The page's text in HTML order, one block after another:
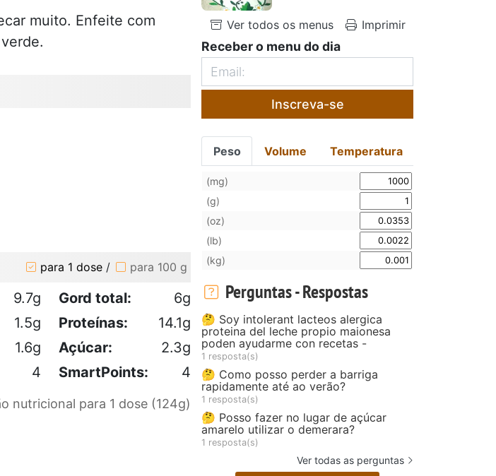
muito. Enfeite com
para 1 dose / para 100 g
9.7g Gord total:
6g
1.5g Proteínas:
14.1g
1.6g Açúcar:
2.3g
4 SmartPoints: 4
nutricional para 1 dose (124g)
Ver todos os menus Imprimir
Receber o menu do dia
Inscreva-se
Peso Volume Temperatura
(mg)
(g)
(oz)
(lb)
(kg)
Perguntas - Respostas
🤔 Soy intolerant lacteos alergica
proteina del leche propio maionesa
poden ayudarme con recetas -
1 resposta(s)
🤔 Como posso perder a barriga
rapidamente até ao verão?
1 resposta(s)
🤔 Posso fazer no lugar de açúcar
amarelo utilizar o demerara?
1 resposta(s)
Ver todas as perguntas